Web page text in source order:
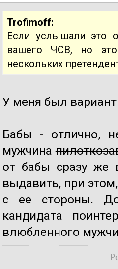
Trofimoff:
Если услышали это
вашего ЧСВ, но
нескольких
У меня был
Бабы - отлично,
мужчина
от бабы сразу же
выдавить, при
с ее стороны.
кандидата
влюбленного